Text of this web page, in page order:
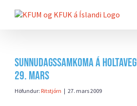
beint
Sunnudagssamkoma á
29. mars
Höfundur: Ritstjórn | 27. mars 2009